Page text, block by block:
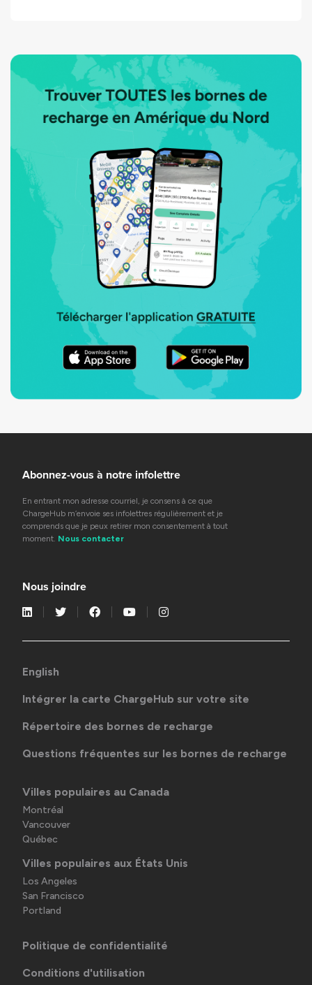
Abonnez-vous à notre infolettre
En entrant mon adresse courriel, je consens à ce que
ChargeHub m’envoie ses infolettres régulièrement et je
comprends que je peux retirer mon consentement à tout
moment. Nous contacter
Nous joindre
English
Intégrer la carte ChargeHub sur votre site
Répertoire des bornes de recharge
Questions fréquentes sur les bornes de recharge
Villes populaires au Canada
Montréal
Vancouver
Québec
Villes populaires aux États Unis
Los Angeles
San Francisco
Portland
Politique de confidentialité
Conditions d'utilisation